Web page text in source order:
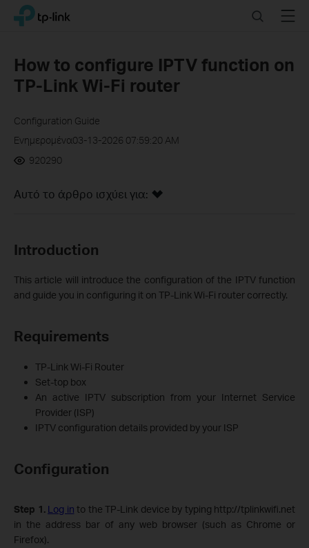
Click
navigation
TP-Link, Reliably Smart SearchMenu
How to configure IPTV function on
TP-Link Wi-Fi router
Configuration Guide
Ενημερομένα03-13-2026 07:59:20 AM
920290
Αυτό το άρθρο ισχύει για:
Introduction
This article will introduce the configuration of the IPTV function
and guide you in configuring it on TP-Link Wi-Fi router correctly.
Requirements
TP-Link Wi-Fi Router
Set‑top box
An active IPTV subscription from your Internet Service
Provider (ISP)
IPTV configuration details provided by your ISP
Configuration
Step 1. Log in to the TP-Link device by typing http://tplinkwifi.net
in the address bar of any web browser (such as Chrome or
Firefox).